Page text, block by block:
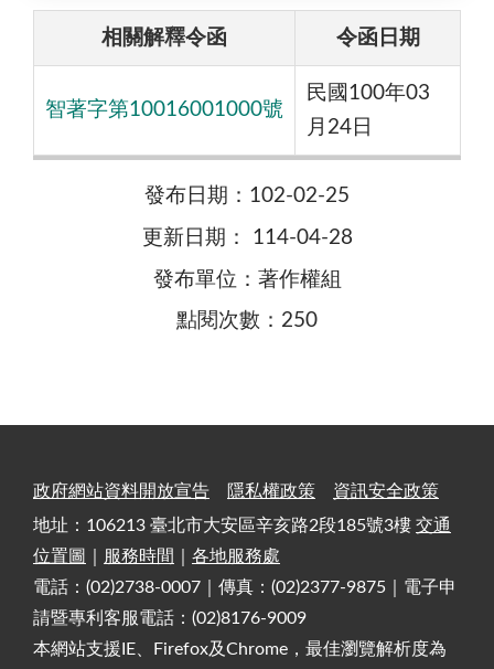
相關解釋令函 令函日期
智著字第10016001000號
民國100年03
月24日
發布日期：102-02-25
更新日期： 114-04-28
發布單位：著作權組
點閱次數：250
政府網站資料開放宣告 隱私權政策
資訊安全政策
地址：106213 臺北市大安區辛亥路2段185號3樓 交通
位置圖
服務時間
各地服務處
電話：(02)2738-0007｜傳真：(02)2377-9875｜電子申
請暨專利客服電話：(02)8176-9009
本網站支援IE、Firefox及Chrome，最佳瀏覽解析度為